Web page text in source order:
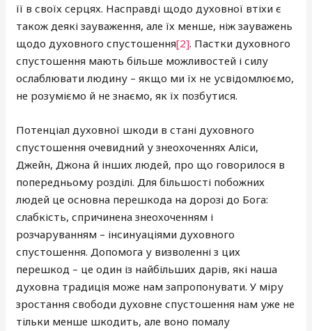
її в своїх серцях. Насправді щодо духовної втіхи є
також деякі зауваження, але їх менше, ніж зауважень
щодо духовного спустошення[2]. Пастки духовного
спустошення мають більше можливостей і силу
ослаблювати людину – якщо ми їх не усвідомлюємо,
не розуміємо й не знаємо, як їх позбутися.
Потенціал духовної шкоди в стані духовного
спустошення очевидний у знеохоченнях Аліси,
Джейн, Джона й інших людей, про що говорилося в
попередньому розділі. Для більшості побожних
людей це основна перешкода на дорозі до Бога:
слабкість, спричинена знеохоченням і
розчаруванням – інсинуаціями духовного
спустошення. Допомога у визволенні з цих
перешкод – це один із найбільших дарів, які наша
духовна традиція може нам запропонувати. У міру
зростання свободи духовне спустошення нам уже не
тільки менше шкодить, але воно помалу